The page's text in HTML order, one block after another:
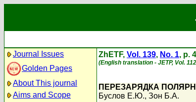
Journal Issues
Golden Pages
About This journal
Aims and Scope
ZhETF, Vol. 139, No. 1, p.
(English translation - JETP, Vol.
ПЕРЕЗАРЯДКА
Буслов Е.Ю., Зон Б.А.